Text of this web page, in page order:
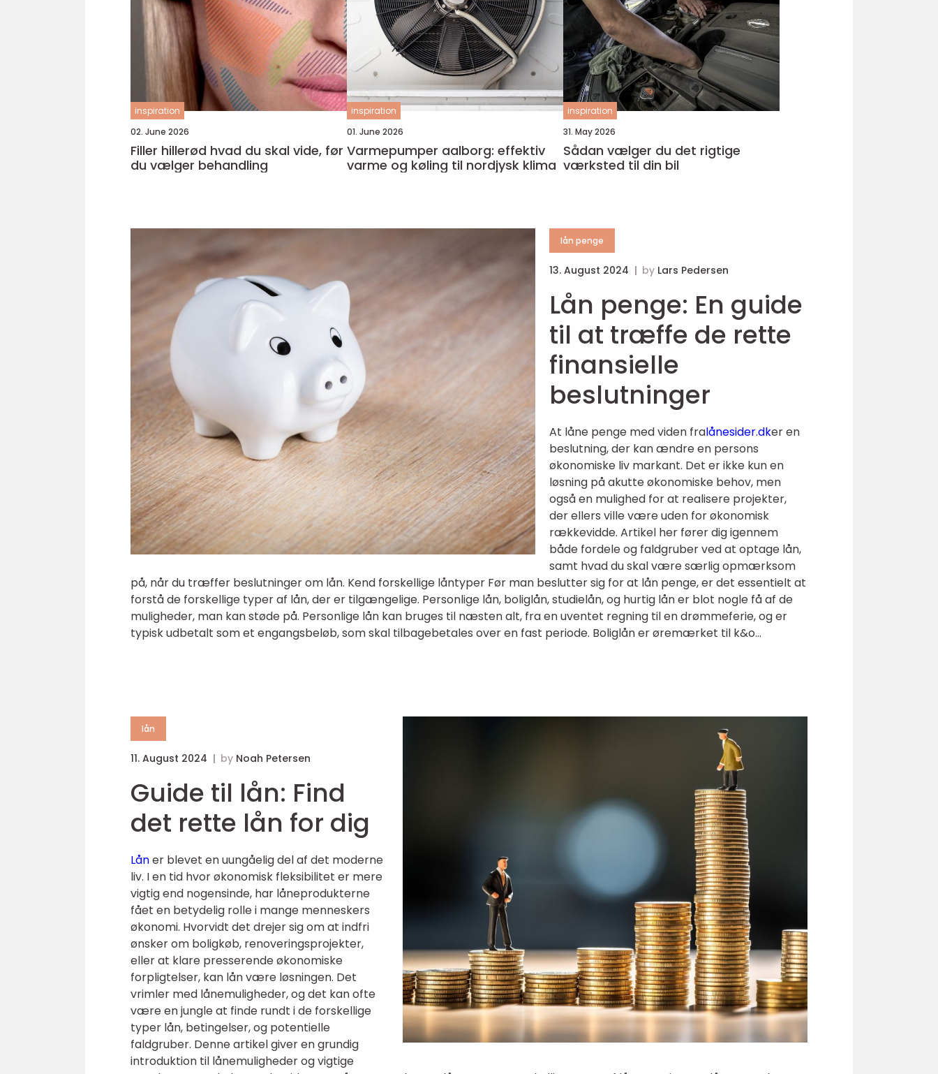
inspiration
02. June 2026
Filler hillerød hvad du skal vide, før
du vælger behandling
inspiration
01. June 2026
Varmepumper aalborg: effektiv
varme og køling til nordjysk klima
inspiration
31. May 2026
Sådan vælger du det rigtige
værksted til din bil
lån penge
13. August 2024 by Lars Pedersen
Lån penge: En guide
til at træffe de rette
finansielle
beslutninger
At låne penge med viden fralånesider.dker en
beslutning, der kan ændre en persons
økonomiske liv markant. Det er ikke kun en
løsning på akutte økonomiske behov, men
også en mulighed for at realisere projekter,
der ellers ville være uden for økonomisk
rækkevidde. Artikel her fører dig igennem
både fordele og faldgruber ved at optage lån,
samt hvad du skal være særlig opmærksom
på, når du træffer beslutninger om lån. Kend forskellige låntyper Før man beslutter sig for at lån penge, er det essentielt at
forstå de forskellige typer af lån, der er tilgængelige. Personlige lån, boliglån, studielån, og hurtig lån er blot nogle få af de
muligheder, man kan støde på. Personlige lån kan bruges til næsten alt, fra en uventet regning til en drømmeferie, og er
typisk udbetalt som et engangsbeløb, som skal tilbagebetales over en fast periode. Boliglån er øremærket til k&o...
lån
11. August 2024 by Noah Petersen
Guide til lån: Find
det rette lån for dig
Låner blevet en uungåelig del af det moderne
liv. I en tid hvor økonomisk fleksibilitet er mere
vigtig end nogensinde, har låneprodukterne
fået en betydelig rolle i mange menneskers
økonomi. Hvorvidt det drejer sig om at indfri
ønsker om boligkøb, renoveringsprojekter,
eller at klare presserende økonomiske
forpligtelser, kan lån være løsningen. Det
vrimler med lånemuligheder, og det kan ofte
være en jungle at finde rundt i de forskellige
typer lån, betingelser, og potentielle
faldgruber. Denne artikel giver en grundig
introduktion til lånemuligheder og vigtige